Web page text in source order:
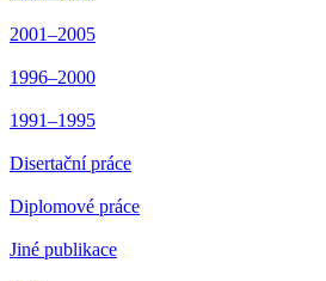
2001–2005
1996–2000
1991–1995
Disertační práce
Diplomové práce
Jiné publikace